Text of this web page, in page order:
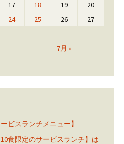
7月 »
17 18 19
20
24 25 26
27
ビスランチメニュー】
食限定のサービスランチ】は